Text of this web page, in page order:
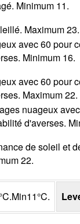
Minimum 11.
Maximum 23.
avec 60 pour
Minimum 16.
avec 60 pour
Maximum 22.
nuageux
d'averses.
de soleil et
22.
°C.Min11°C.